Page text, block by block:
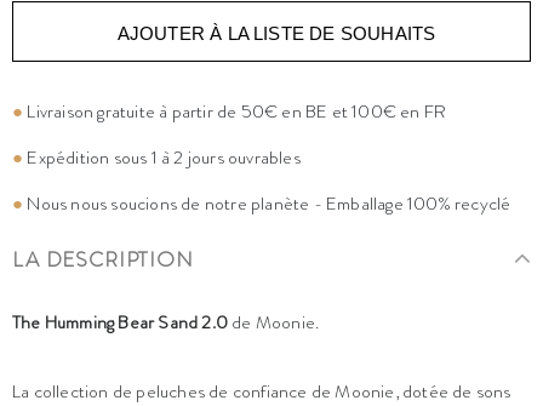
AJOUTER À LA LISTE DE SOUHAITS
● Livraison gratuite à partir de 50€ en BE et 100€ en FR
● Expédition sous 1 à 2 jours ouvrables
● Nous nous soucions de notre planète - Emballage 100% recyclé
LA DESCRIPTION
The Humming Bear Sand 2.0de Moonie.
La collection de peluches de confiance de Moonie, dotée de sons